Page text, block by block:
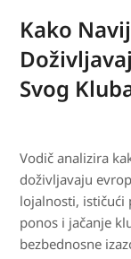
Kako
Svog
Vodič analizira
doživljavaju
lojalnosti, ističući
ponos i jačanje
bezbednosne